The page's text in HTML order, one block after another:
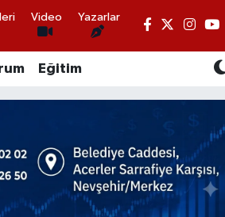
Video Yazarlar
Eğitim